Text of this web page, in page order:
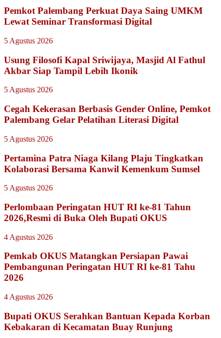
Pemkot Palembang Perkuat Daya Saing UMKM
Lewat Seminar Transformasi Digital
5 Agustus 2026
Usung Filosofi Kapal Sriwijaya, Masjid Al Fathul
Akbar Siap Tampil Lebih Ikonik
5 Agustus 2026
Cegah Kekerasan Berbasis Gender Online, Pemkot
Palembang Gelar Pelatihan Literasi Digital
5 Agustus 2026
Pertamina Patra Niaga Kilang Plaju Tingkatkan
Kolaborasi Bersama Kanwil Kemenkum Sumsel
5 Agustus 2026
Perlombaan Peringatan HUT RI ke-81 Tahun
2026,Resmi di Buka Oleh Bupati OKUS
4 Agustus 2026
Pemkab OKUS Matangkan Persiapan Pawai
Pembangunan Peringatan HUT RI ke-81 Tahu
2026
4 Agustus 2026
Bupati OKUS Serahkan Bantuan Kepada Korban
Kebakaran di Kecamatan Buay Runjung